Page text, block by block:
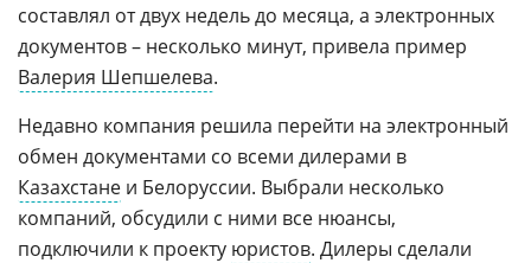
составлял от двух недель до месяца, а электронных
документов – несколько минут, привела пример
Валерия Шепшелева.
Недавно компания решила перейти на электронный
обмен документами со всеми дилерами в
Казахстане и Белоруссии. Выбрали несколько
компаний, обсудили с ними все нюансы,
подключили к проекту юристов. Дилеры сделали